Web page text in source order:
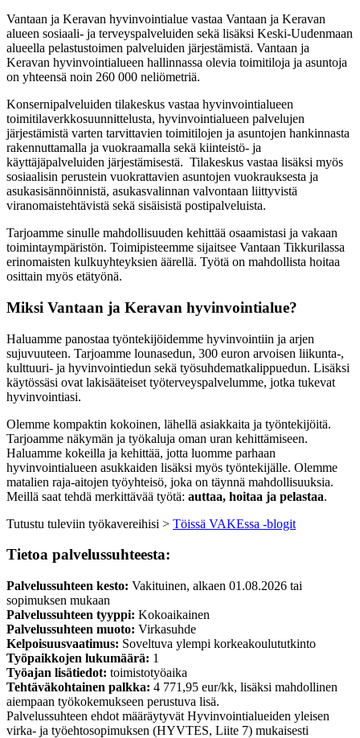
Vantaan ja Keravan hyvinvointialue vastaa Vantaan ja Keravan
alueen sosiaali- ja terveyspalveluiden sekä lisäksi Keski-Uudenmaan
alueella pelastustoimen palveluiden järjestämistä. Vantaan ja
Keravan hyvinvointialueen hallinnassa olevia toimitiloja ja asuntoja
on yhteensä noin 260 000 neliömetriä.
Konsernipalveluiden tilakeskus vastaa hyvinvointialueen
toimitilaverkkosuunnittelusta, hyvinvointialueen palvelujen
järjestämistä varten tarvittavien toimitilojen ja asuntojen hankinnasta
rakennuttamalla ja vuokraamalla sekä kiinteistö- ja
käyttäjäpalveluiden järjestämisestä. Tilakeskus vastaa lisäksi myös
sosiaalisin perustein vuokrattavien asuntojen vuokrauksesta ja
asukasisännöinnistä, asukasvalinnan valvontaan liittyvistä
viranomaistehtävistä sekä sisäisistä postipalveluista.
Tarjoamme sinulle mahdollisuuden kehittää osaamistasi ja vakaan
toimintaympäristön. Toimipisteemme sijaitsee Vantaan Tikkurilassa
erinomaisten kulkuyhteyksien äärellä. Työtä on mahdollista hoitaa
osittain myös etätyönä.
Miksi Vantaan ja Keravan hyvinvointialue?
Haluamme panostaa työntekijöidemme hyvinvointiin ja arjen
sujuvuuteen. Tarjoamme lounasedun, 300 euron arvoisen liikunta-,
kulttuuri- ja hyvinvointiedun sekä työsuhdematkalippuedun. Lisäksi
käytössäsi ovat lakisääteiset työterveyspalvelumme, jotka tukevat
hyvinvointiasi.
Olemme kompaktin kokoinen, lähellä asiakkaita ja työntekijöitä.
Tarjoamme näkymän ja työkaluja oman uran kehittämiseen.
Haluamme kokeilla ja kehittää, jotta luomme parhaan
hyvinvointialueen asukkaiden lisäksi myös työntekijälle. Olemme
matalien raja-aitojen työyhteisö, joka on täynnä mahdollisuuksia.
Meillä saat tehdä merkittävää työtä: auttaa, hoitaa ja pelastaa.
Tutustu tuleviin työkavereihisi > Töissä VAKEssa -blogit
Tietoa palvelussuhteesta:
Palvelussuhteen kesto: Vakituinen, alkaen 01.08.2026 tai
sopimuksen mukaan
Palvelussuhteen tyyppi: Kokoaikainen
Palvelussuhteen muoto: Virkasuhde
Kelpoisuusvaatimus: Soveltuva ylempi korkeakoulututkinto
Työpaikkojen lukumäärä: 1
Työajan lisätiedot: toimistotyöaika
Tehtäväkohtainen palkka: 4 771,95 eur/kk, lisäksi mahdollinen
aiempaan työkokemukseen perustuva lisä.
Palvelussuhteen ehdot määräytyvät Hyvinvointialueiden yleisen
virka- ja työehtosopimuksen (HYVTES, Liite 7) mukaisesti